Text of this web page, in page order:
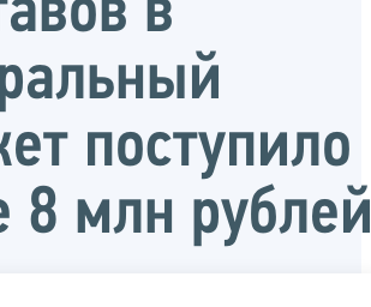
в
поступило
8 млн